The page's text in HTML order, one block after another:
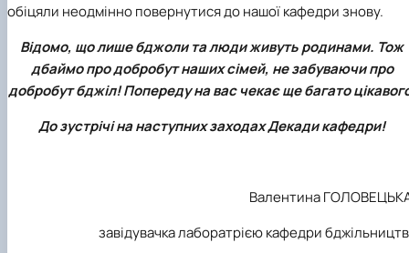
обіцяли неодмінно повернутися до нашої кафедри знову.
Відомо, що лише бджоли та люди живуть родинами. Тож
дбаймо про добробут наших сімей, не забуваючи про
добробут бджіл! Попереду на вас чекає ще багато
До зустрічі на наступних заходах Декади кафедри!
Валентина
завідувачка лаборатрією кафедри